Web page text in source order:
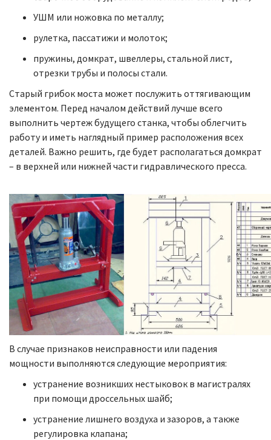
УШМ или ножовка по металлу;
рулетка, пассатижи и молоток;
пружины, домкрат, швеллеры, стальной лист,
отрезки трубы и полосы стали.
Старый грибок моста может послужить оттягивающим
элементом. Перед началом действий лучше всего
выполнить чертеж будущего станка, чтобы облегчить
работу и иметь наглядный пример расположения всех
деталей. Важно решить, где будет располагаться домкрат
– в верхней или нижней части гидравлического пресса.
В случае признаков неисправности или падения
мощности выполняются следующие мероприятия:
устранение возникших нестыковок в магистралях
при помощи дроссельных шайб;
устранение лишнего воздуха и зазоров, а также
регулировка клапана;